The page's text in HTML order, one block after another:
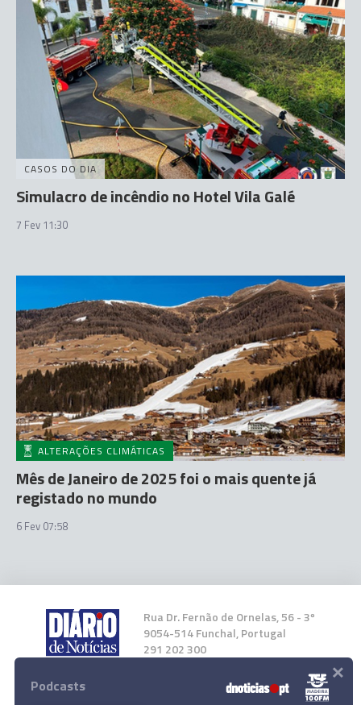
CASOS DO DIA
Simulacro de incêndio no Hotel Vila Galé
7 Fev 11:30
ALTERAÇÕES CLIMÁTICAS
Mês de Janeiro de 2025 foi o mais quente já
registado no mundo
6 Fev 07:58
Rua Dr. Fernão de Ornelas, 56 - 3º
9054-514 Funchal, Portugal
291 202 300
Instale a nossa App
Podcasts ×